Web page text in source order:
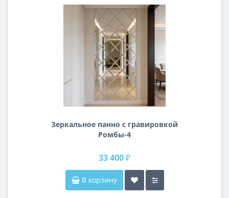
Зеркальное панно с гравировкой
Ромбы-4
33 400 ₽
В корзину